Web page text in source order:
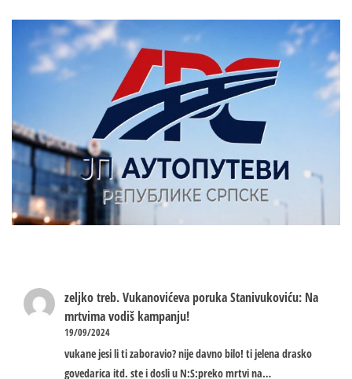
zeljko treb.Vukanovićeva poruka Stanivukoviću: Na
mrtvima vodiš kampanju!
19/09/2024
vukane jesi li ti zaboravio? nije davno bilo! ti jelena drasko
govedarica itd. ste i dosli u N:S:preko mrtvi na…